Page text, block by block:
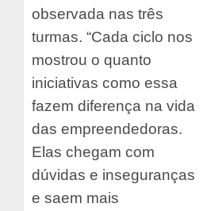
observada nas três
turmas. “Cada ciclo nos
mostrou o quanto
iniciativas como essa
fazem diferença na vida
das empreendedoras.
Elas chegam com
dúvidas e inseguranças
e saem mais